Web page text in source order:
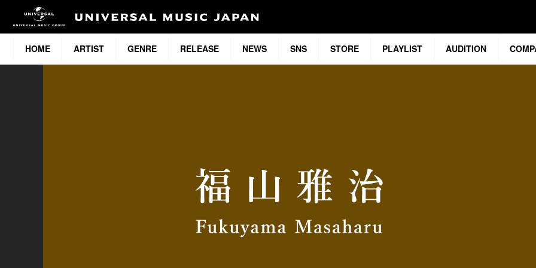
HOME ARTIST GENRE RELEASE NEWS SNS STORE PLAYLIST AUDITION